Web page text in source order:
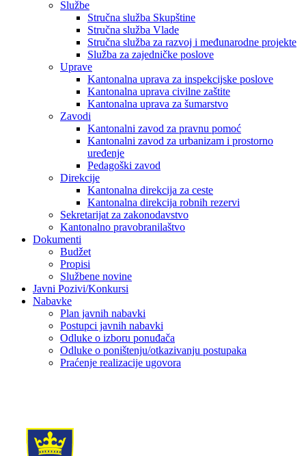
Službe
Stručna služba Skupštine
Stručna služba Vlade
Stručna služba za razvoj i međunarodne projekte
Služba za zajedničke poslove
Uprave
Kantonalna uprava za inspekcijske poslove
Kantonalna uprava civilne zaštite
Kantonalna uprava za šumarstvo
Zavodi
Kantonalni zavod za pravnu pomoć
Kantonalni zavod za urbanizam i prostorno
uređenje
Pedagoški zavod
Direkcije
Kantonalna direkcija za ceste
Kantonalna direkcija robnih rezervi
Sekretarijat za zakonodavstvo
Kantonalno pravobranilaštvo
Dokumenti
Budžet
Propisi
Službene novine
Javni Pozivi/Konkursi
Nabavke
Plan javnih nabavki
Postupci javnih nabavki
Odluke o izboru ponuđača
Odluke o poništenju/otkazivanju postupaka
Praćenje realizacije ugovora